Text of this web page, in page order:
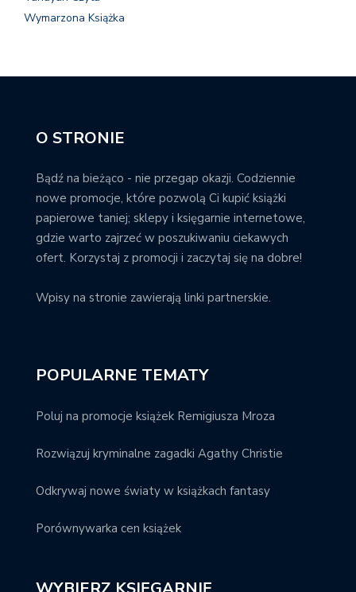
Wymarzona Książka
O STRONIE
Bądź na bieżąco - nie przegap okazji. Codziennie
nowe promocje, które pozwolą Ci kupić książki
papierowe taniej; sklepy i księgarnie internetowe,
gdzie warto zajrzeć w poszukiwaniu ciekawych
ofert. Korzystaj z promocji i zaczytaj się na dobre!
Wpisy na stronie zawierają linki partnerskie.
POPULARNE TEMATY
Poluj na promocje książek Remigiusza Mroza
Rozwiązuj kryminalne zagadki Agathy Christie
Odkrywaj nowe światy w książkach fantasy
Porównywarka cen książek